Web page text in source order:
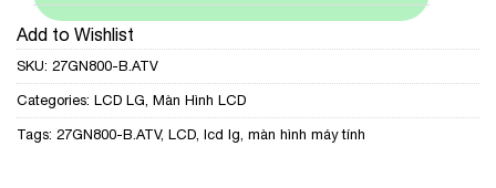
Add to Wishlist
SKU: 27GN800-B.ATV
Categories: LCD LG Màn Hình LCD
Tags: 27GN800-B.ATV, LCD lcd lg màn hình máy tính